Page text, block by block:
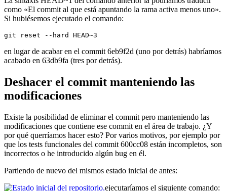
como «El commit al que está apuntando la rama activa menos uno».
Si hubiésemos ejecutado el comando:
git reset --hard HEAD~3
en lugar de acabar en el commit 6eb9f2d (uno por detrás) habríamos
acabado en 63db9fa (tres por detrás).
Deshacer el commit manteniendo las
modificaciones
Existe la posibilidad de eliminar el commit pero manteniendo las
modificaciones que contiene ese commit en el área de trabajo. ¿Y
por qué querríamos hacer esto? Por varios motivos, por ejemplo por
que los tests funcionales del commit 600cc08 están incompletos, son
incorrectos o he introducido algún bug en él.
Partiendo de nuevo del mismos estado inicial de antes:
ejecutaríamos el siguiente comando: